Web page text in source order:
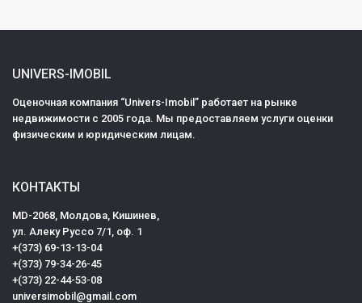
UNIVERS-IMOBIL
Оценочная компания “Univers-Imobil” работает на рынке
недвижимости с 2005 года. Мы предоставляем услуги оценки
физическим и юридическим лицам.
КОНТАКТЫ
MD-2068, Mолдова, Кишинев,
ул. Алеку Руссо 7/1, оф. 1
+(373) 69-13-13-04
+(373) 79-34-26-45
+(373) 22-44-53-08
universimobil@gmail.com